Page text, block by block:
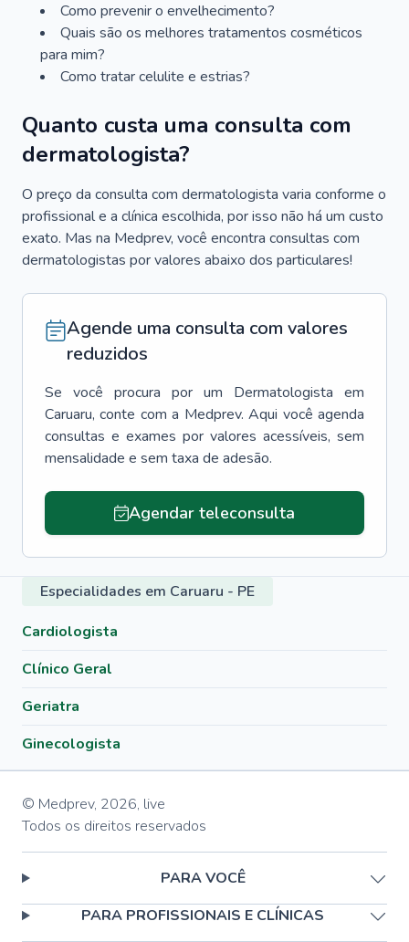
Como prevenir o envelhecimento?
Quais são os melhores tratamentos cosméticos
para mim?
Como tratar celulite e estrias?
Quanto custa uma consulta com
dermatologista?
O preço da consulta com dermatologista varia conforme o
profissional e a clínica escolhida, por isso não há um custo
exato. Mas na Medprev, você encontra consultas com
dermatologistas por valores abaixo dos particulares!
Agende uma consulta com valores
reduzidos
Se você procura por um Dermatologista em
Caruaru, conte com a Medprev. Aqui você agenda
consultas e exames por valores acessíveis, sem
mensalidade e sem taxa de adesão.
Agendar teleconsulta
Especialidades em Caruaru - PE
Cardiologista
Clínico Geral
Geriatra
Ginecologista
© Medprev, 2026, live
Todos os direitos reservados
PARA VOCÊ
PARA PROFISSIONAIS E CLÍNICAS